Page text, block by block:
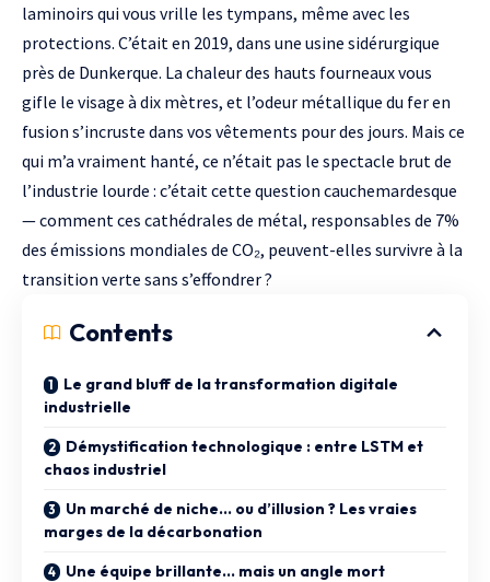
laminoirs qui vous vrille les tympans, même avec les
protections. C’était en 2019, dans une usine sidérurgique
près de Dunkerque. La chaleur des hauts fourneaux vous
gifle le visage à dix mètres, et l’odeur métallique du fer en
fusion s’incruste dans vos vêtements pour des jours. Mais ce
qui m’a vraiment hanté, ce n’était pas le spectacle brut de
l’industrie lourde : c’était cette question cauchemardesque
— comment ces cathédrales de métal, responsables de 7%
des émissions mondiales de CO₂, peuvent-elles survivre à la
transition verte sans s’effondrer ?
Contents
Le grand bluff de la transformation digitale
industrielle
Démystification technologique : entre LSTM et
chaos industriel
Un marché de niche… ou d’illusion ? Les vraies
marges de la décarbonation
Une équipe brillante… mais un angle mort